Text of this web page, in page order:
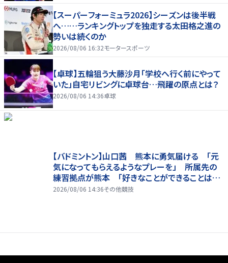
【スーパーフォーミュラ2026】シーズンは後半戦
へ……ランキングトップを独走する太田格之進の
勢いは続くのか
2026/08/06 16:32モータースポーツ
【卓球】五輪狙う大藤沙月「学校へ行く前にやって
いた」自宅リビングに卓球台…飛躍の原点とは？
2026/08/06 14:36卓球
【バドミントン】山口茜 熊本に勇気届ける 「元
気になってもらえるようなプレーを」 所属先の
練習拠点が熊本 「好きなことができることは当
たり前じゃない」
2026/08/06 14:36その他競技